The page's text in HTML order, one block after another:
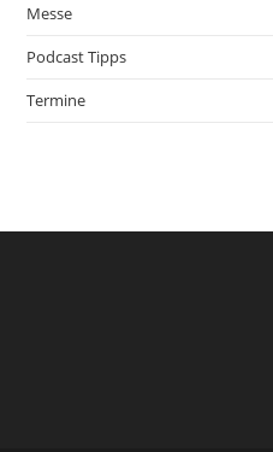
Messe
Podcast Tipps
Termine